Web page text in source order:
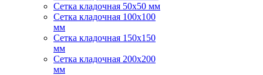
Сетка кладочная 50x50 мм
Сетка кладочная 100x100
мм
Сетка кладочная 150x150
мм
Сетка кладочная 200x200
мм